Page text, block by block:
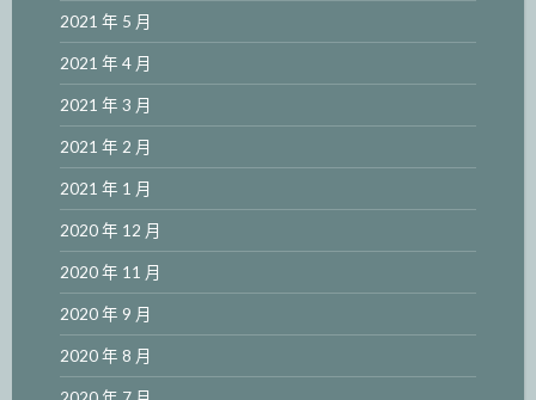
2021 年 5 月
2021 年 4 月
2021 年 3 月
2021 年 2 月
2021 年 1 月
2020 年 12 月
2020 年 11 月
2020 年 9 月
2020 年 8 月